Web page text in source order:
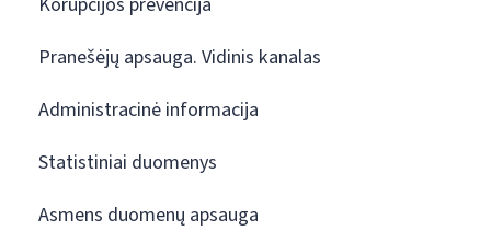
Pranešėjų apsauga. Vidinis kanalas
Administracinė informacija
Statistiniai duomenys
Asmens duomenų apsauga